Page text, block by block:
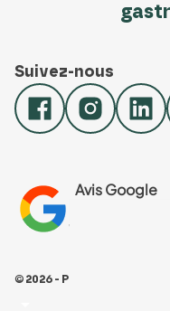
Suivez-nous
Avis Google
Voir les 461 avis
© 2026 - Pour Les